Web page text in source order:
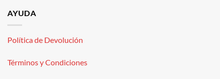
AYUDA
Política de Devolución
Términos y Condiciones